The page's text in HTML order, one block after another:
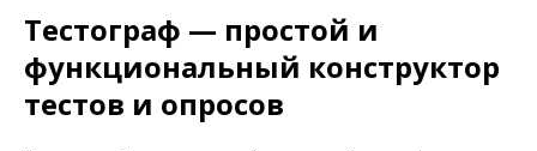
Тестограф — простой и
функциональный конструктор
тестов и опросов